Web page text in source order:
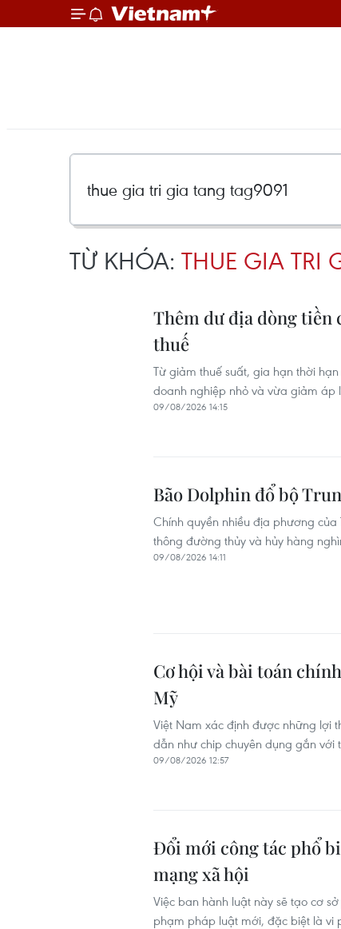
TỪ KHÓA: THUE GIA TRI
Thêm dư địa dòng tiền
thuế
Từ giảm thuế suất, gia hạn thời
doanh nghiệp nhỏ và vừa giảm áp
09/08/2026 14:15
Bão Dolphin đổ bộ
Chính quyền nhiều địa phương
thông đường thủy và hủy hàng
09/08/2026 14:11
Cơ hội và bài toán
Mỹ
Việt Nam xác định được những lợi
dẫn như chip chuyên dụng gắn với
09/08/2026 12:57
Đổi mới công tác phổ
mạng xã hội
Việc ban hành luật này sẽ tạo cơ
phạm pháp luật mới, đặc biệt là vi